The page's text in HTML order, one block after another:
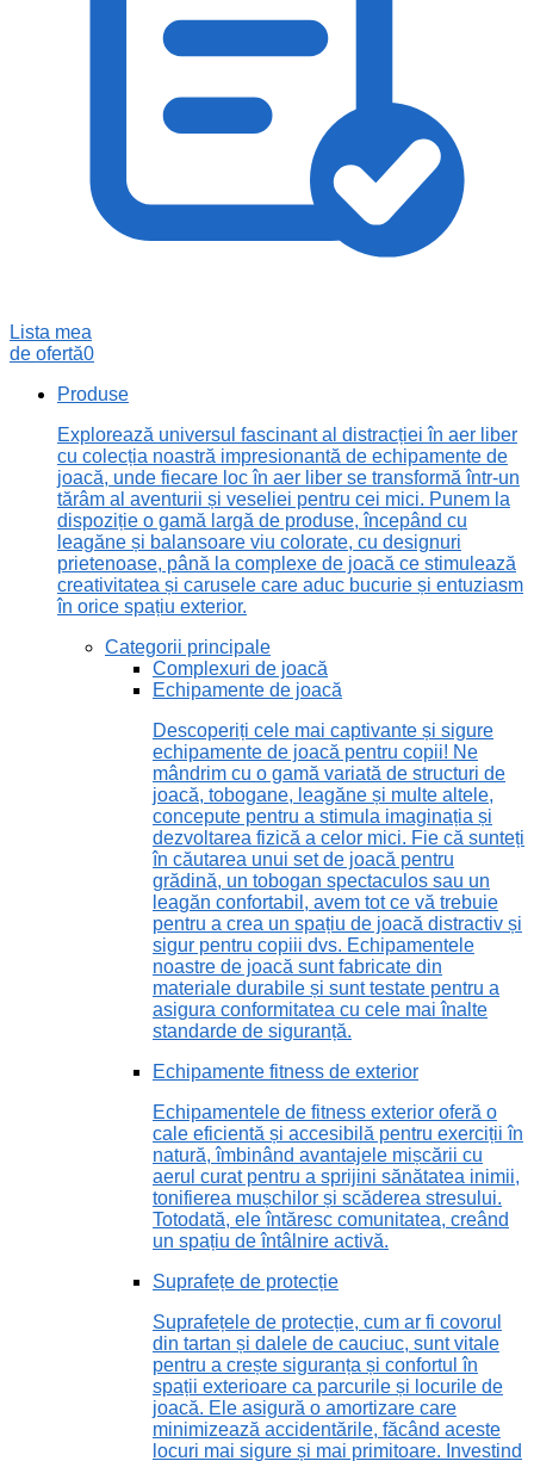
Lista mea
de ofertă0
Produse
Explorează universul fascinant al distracției în aer liber
cu colecția noastră impresionantă de echipamente de
joacă, unde fiecare loc în aer liber se transformă într-un
tărâm al aventurii și veseliei pentru cei mici. Punem la
dispoziție o gamă largă de produse, începând cu
leagăne și balansoare viu colorate, cu designuri
prietenoase, până la complexe de joacă ce stimulează
creativitatea și carusele care aduc bucurie și entuziasm
în orice spațiu exterior.
Categorii principale
Complexuri de joacă
Echipamente de joacă
Descoperiți cele mai captivante și sigure
echipamente de joacă pentru copii! Ne
mândrim cu o gamă variată de structuri de
joacă, tobogane, leagăne și multe altele,
concepute pentru a stimula imaginația și
dezvoltarea fizică a celor mici. Fie că sunteți
în căutarea unui set de joacă pentru
grădină, un tobogan spectaculos sau un
leagăn confortabil, avem tot ce vă trebuie
pentru a crea un spațiu de joacă distractiv și
sigur pentru copiii dvs. Echipamentele
noastre de joacă sunt fabricate din
materiale durabile și sunt testate pentru a
asigura conformitatea cu cele mai înalte
standarde de siguranță.
Echipamente fitness de exterior
Echipamentele de fitness exterior oferă o
cale eficientă și accesibilă pentru exerciții în
natură, îmbinând avantajele mișcării cu
aerul curat pentru a sprijini sănătatea inimii,
tonifierea mușchilor și scăderea stresului.
Totodată, ele întăresc comunitatea, creând
un spațiu de întâlnire activă.
Suprafețe de protecție
Suprafețele de protecție, cum ar fi covorul
din tartan și dalele de cauciuc, sunt vitale
pentru a crește siguranța și confortul în
spații exterioare ca parcurile și locurile de
joacă. Ele asigură o amortizare care
minimizează accidentările, făcând aceste
locuri mai sigure și mai primitoare. Investind